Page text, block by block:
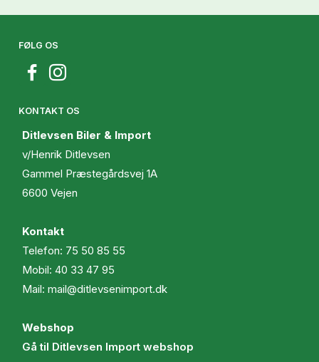
FØLG OS
KONTAKT OS
Ditlevsen Biler & Import
v/Henrik Ditlevsen
Gammel Præstegårdsvej 1A
6600 Vejen
Kontakt
Telefon: 75 50 85 55
Mobil: 40 33 47 95
Mail: mail@ditlevsenimport.dk
Webshop
Gå til Ditlevsen Import webshop